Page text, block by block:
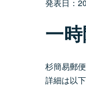
発表日：
一
杉簡易郵
詳細は以